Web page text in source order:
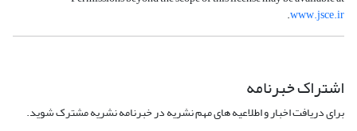
www.jsce.ir
.
اشتراک خبرنامه
برای دریافت اخبار و اطلاعیه های مهم نشریه در خبرنامه نشریه مشترک شوید.